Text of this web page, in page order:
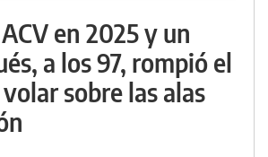
en 2025 y un
a los 97, rompió el
sobre las alas